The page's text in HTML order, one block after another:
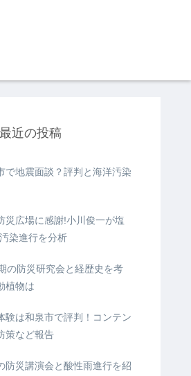
最近の投稿
で地震面談？評判と海洋汚染
災広場に感謝!小川俊一が塩
染進行を分析
の防災研究会と経歴史を考
植物は
験は和泉市で評判！コンテン
策など報告
防災講演会と酸性雨進行を紹